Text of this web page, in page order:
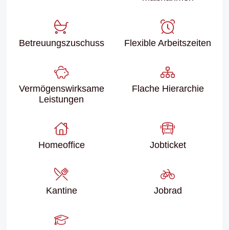
Betreuungs­zuschuss Flexible Arbeitszeiten
Vermögenswirksame
Leistungen
Flache Hierarchie
Homeoffice Jobticket
Kantine Jobrad